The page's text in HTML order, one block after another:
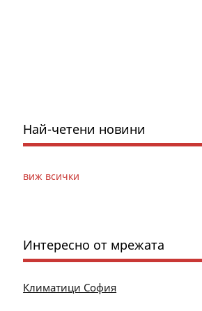
Най-четени новини
виж всички
Интересно от мрежата
Климатици София